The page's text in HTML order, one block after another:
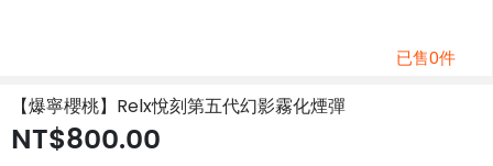
已售0件
【爆寧櫻桃】Relx悅刻第五代幻影霧化煙彈
NT$800.00